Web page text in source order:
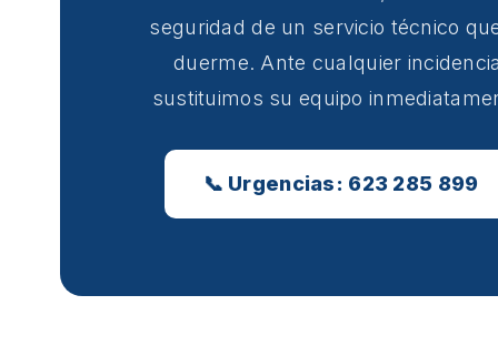
seguridad de un servicio técnico
duerme. Ante cualquier
sustituimos su equipo
📞 Urgencias: 623 285 899